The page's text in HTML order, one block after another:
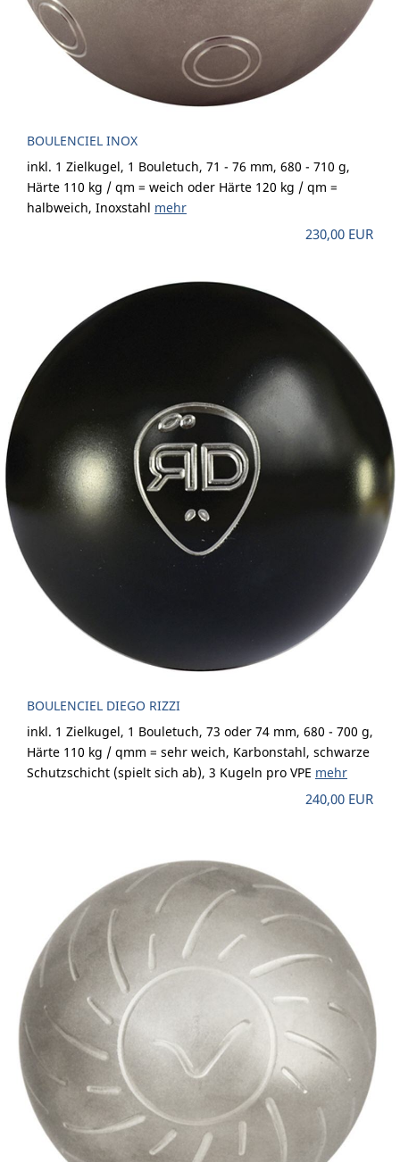
BOULENCIEL INOX
inkl. 1 Zielkugel, 1 Bouletuch, 71 - 76 mm, 680 - 710 g,
Härte 110 kg / qm = weich oder Härte 120 kg / qm =
halbweich, Inoxstahl mehr
230,00 EUR
BOULENCIEL DIEGO RIZZI
inkl. 1 Zielkugel, 1 Bouletuch, 73 oder 74 mm, 680 - 700 g,
Härte 110 kg / qmm = sehr weich, Karbonstahl, schwarze
Schutzschicht (spielt sich ab), 3 Kugeln pro VPE mehr
240,00 EUR